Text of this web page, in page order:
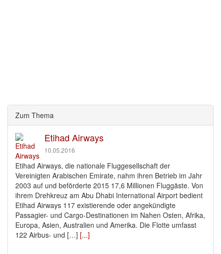
Zum Thema
Etihad Airways
10.05.2016
Etihad Airways, die nationale Fluggesellschaft der
Vereinigten Arabischen Emirate, nahm ihren Betrieb im Jahr
2003 auf und beförderte 2015 17,6 Millionen Fluggäste. Von
ihrem Drehkreuz am Abu Dhabi International Airport bedient
Etihad Airways 117 existierende oder angekündigte
Passagier- und Cargo-Destinationen im Nahen Osten, Afrika,
Europa, Asien, Australien und Amerika. Die Flotte umfasst
122 Airbus- und […] [...]